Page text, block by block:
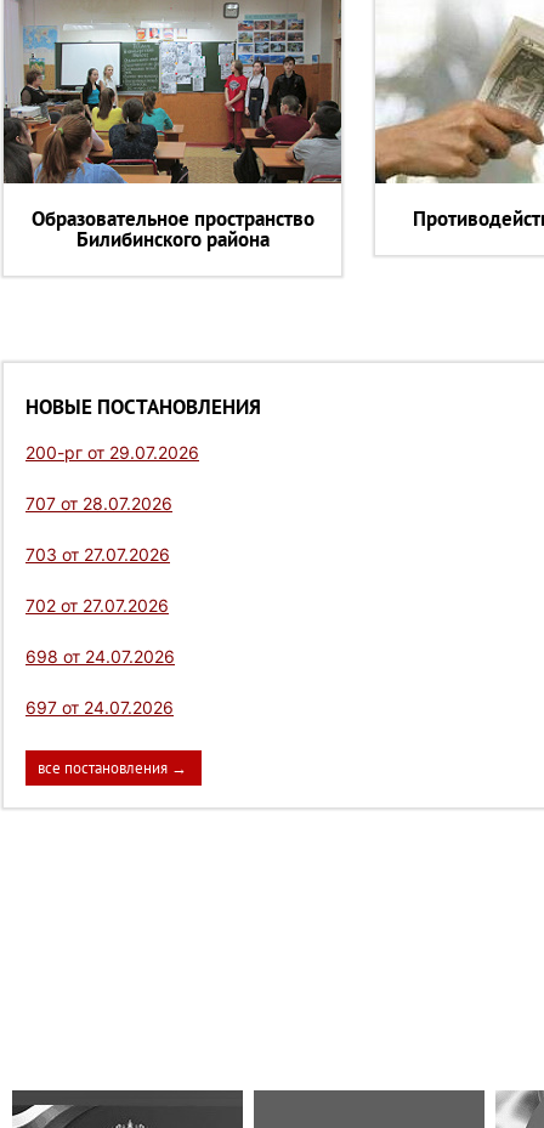
Образовательное пространство
Билибинского района
НОВЫЕ ПОСТАНОВЛЕНИЯ
200-рг от 29.07.2026
707 от 28.07.2026
703 от 27.07.2026
702 от 27.07.2026
698 от 24.07.2026
697 от 24.07.2026
все постановления →